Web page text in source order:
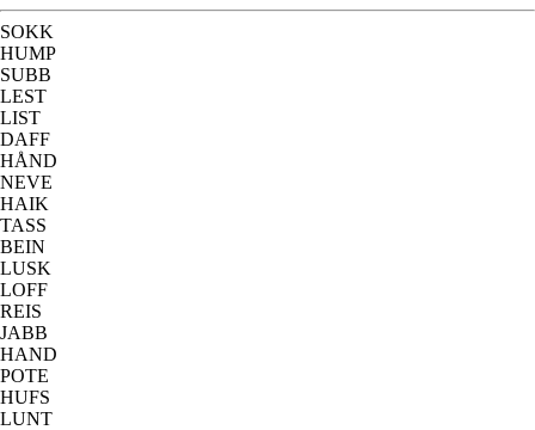
SOKK
HUMP
SUBB
LEST
LIST
DAFF
HÅND
NEVE
HAIK
TASS
BEIN
LUSK
LOFF
REIS
JABB
HAND
POTE
HUFS
LUNT